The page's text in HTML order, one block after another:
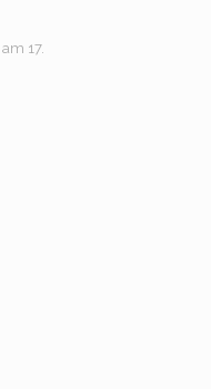
am 17.